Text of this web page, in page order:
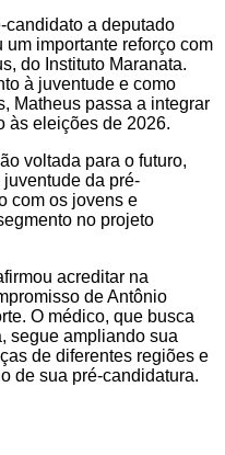
candidato a deputado
importante reforço com
do Instituto Maranata.
à juventude e como
Matheus passa a integrar
às eleições de 2026.
voltada para o futuro,
da pré-
com os jovens e
no projeto
acreditar na
de Antônio
O médico, que busca
segue ampliando sua
de diferentes regiões e
de sua pré-candidatura.